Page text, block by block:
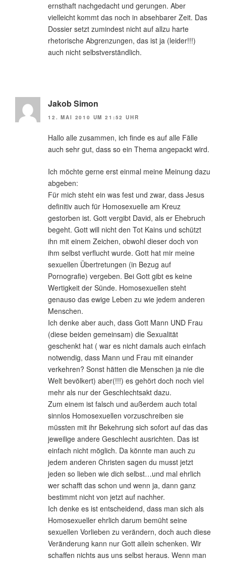
ernsthaft nachgedacht und gerungen. Aber
vielleicht kommt das noch in absehbarer Zeit. Das
Dossier setzt zumindest nicht auf allzu harte
rhetorische Abgrenzungen, das ist ja (leider!!!)
auch nicht selbstverständlich.
Jakob Simon
12. MAI 2010 UM 21:52 UHR
Hallo alle zusammen, ich finde es auf alle Fälle
auch sehr gut, dass so ein Thema angepackt wird.
Ich möchte gerne erst einmal meine Meinung dazu
abgeben:
Für mich steht ein was fest und zwar, dass Jesus
definitiv auch für Homosexuelle am Kreuz
gestorben ist. Gott vergibt David, als er Ehebruch
begeht. Gott will nicht den Tot Kains und schützt
ihn mit einem Zeichen, obwohl dieser doch von
ihm selbst verflucht wurde. Gott hat mir meine
sexuellen Übertretungen (in Bezug auf
Pornografie) vergeben. Bei Gott gibt es keine
Wertigkeit der Sünde. Homosexuellen steht
genauso das ewige Leben zu wie jedem anderen
Menschen.
Ich denke aber auch, dass Gott Mann UND Frau
(diese beiden gemeinsam) die Sexualität
geschenkt hat ( war es nicht damals auch einfach
notwendig, dass Mann und Frau mit einander
verkehren? Sonst hätten die Menschen ja nie die
Welt bevölkert) aber(!!!) es gehört doch noch viel
mehr als nur der Geschlechtsakt dazu.
Zum einem ist falsch und außerdem auch total
sinnlos Homosexuellen vorzuschreiben sie
müssten mit ihr Bekehrung sich sofort auf das das
jeweilige andere Geschlecht ausrichten. Das ist
einfach nicht möglich. Da könnte man auch zu
jedem anderen Christen sagen du musst jetzt
jeden so lieben wie dich selbst…und mal ehrlich
wer schafft das schon und wenn ja, dann ganz
bestimmt nicht von jetzt auf nachher.
Ich denke es ist entscheidend, dass man sich als
Homosexueller ehrlich darum bemüht seine
sexuellen Vorlieben zu verändern, doch auch diese
Veränderung kann nur Gott allein schenken. Wir
schaffen nichts aus uns selbst heraus. Wenn man